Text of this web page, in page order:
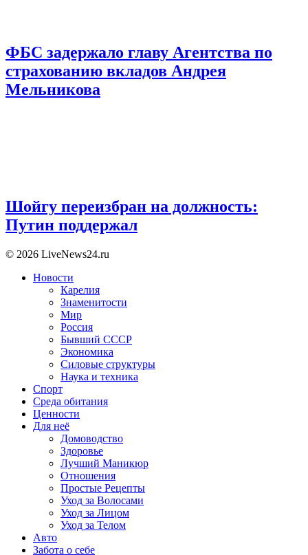
ФБС задержало главу Агентства по
страхованию вкладов Андрея
Мельникова
Шойгу переизбран на должность:
Путин поддержал
© 2026 LiveNews24.ru
Новости
Карелия
Знаменитости
Мир
Россия
Бывший СССР
Экономика
Силовые структуры
Наука и техника
Спорт
Среда обитания
Ценности
Для неё
Домоводство
Здоровье
Лучший Маникюр
Отношения
Простые Рецепты
Уход за Волосами
Уход за Лицом
Уход за Телом
Авто
Забота о себе